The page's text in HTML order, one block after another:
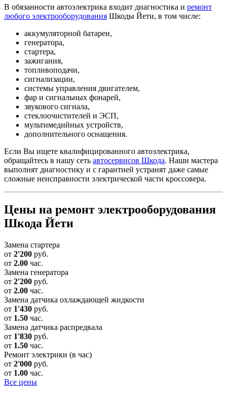
В обязанности автоэлектрика входит диагностика и ремонт
любого электрооборудования Шкоды Йети, в том числе:
аккумуляторной батареи,
генератора,
стартера,
зажигания,
топливоподачи,
сигнализации,
системы управления двигателем,
фар и сигнальных фонарей,
звукового сигнала,
стеклоочистителей и ЭСП,
мультимедийных устройств,
дополнительного оснащения.
Если Вы ищете квалифицированного автоэлектрика,
обращайтесь в нашу сеть автосервисов Шкода. Наши мастера
выполнят диагностику и с гарантией устранят даже самые
сложные неисправности электрической части кроссовера.
Цены на ремонт электрооборудования
Шкода Йети
Замена стартера
от 2'200 руб.
от 2.00 час.
Замена генератора
от 2'200 руб.
от 2.00 час.
Замена датчика охлаждающей жидкости
от 1'430 руб.
от 1.50 час.
Замена датчика распредвала
от 1'830 руб.
от 1.50 час.
Ремонт электрики (в час)
от 2'000 руб.
от 1.00 час.
Все цены